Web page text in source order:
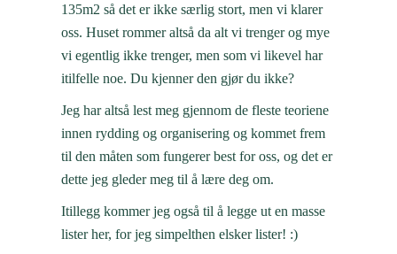
135m2 så det er ikke særlig stort, men vi klarer
oss. Huset rommer altså da alt vi trenger og mye
vi egentlig ikke trenger, men som vi likevel har
itilfelle noe. Du kjenner den gjør du ikke?
Jeg har altså lest meg gjennom de fleste teoriene
innen rydding og organisering og kommet frem
til den måten som fungerer best for oss, og det er
dette jeg gleder meg til å lære deg om.
Itillegg kommer jeg også til å legge ut en masse
lister her, for jeg simpelthen elsker lister! :)